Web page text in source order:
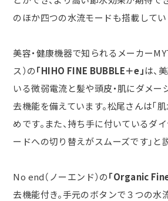
のほか四つの水流モードも搭載してい
美容・健康機器で知られるメーカー
ス）の「HIHO FINE BUBBLE＋e」は、
いる微弱電流と髪や頭皮・肌にダメ
去機能を備えています。松尾さんは「
めです。また、持ち手に付いているダ
ードへの切り替えがスムーズです」と
No end（ノーエンド）の「Organic
去機能付き。手元のボタンで３つの水